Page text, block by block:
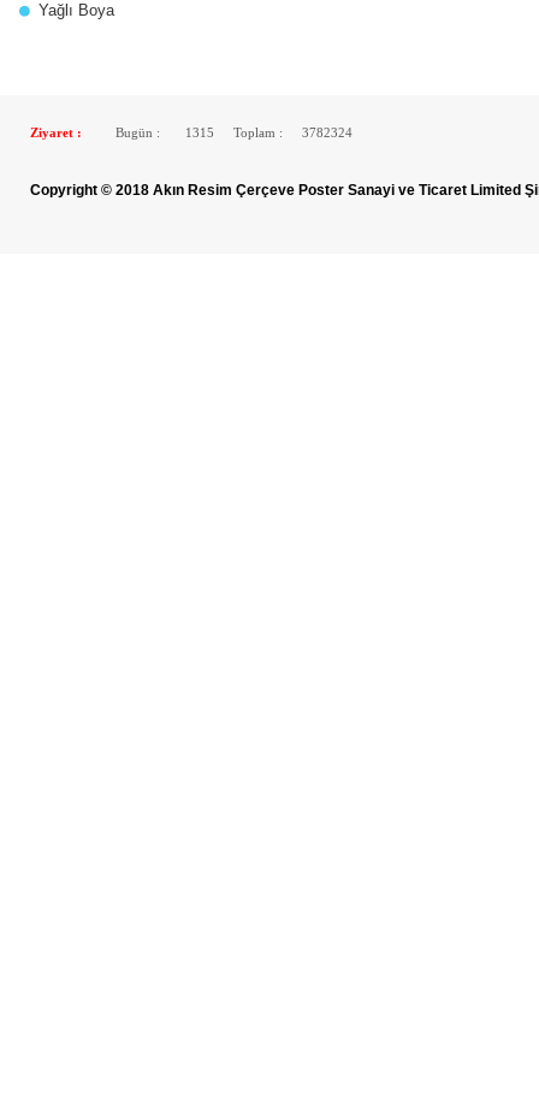
Yağlı Boya
Ziyaret : Bugün : 1315 Toplam : 3782324
Copyright © 2018 Akın Resim Çerçeve Poster Sanayi ve Ticaret Limited